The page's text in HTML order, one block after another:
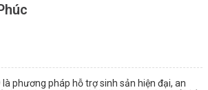
là phương pháp hỗ trợ sinh sản hiện đại, an